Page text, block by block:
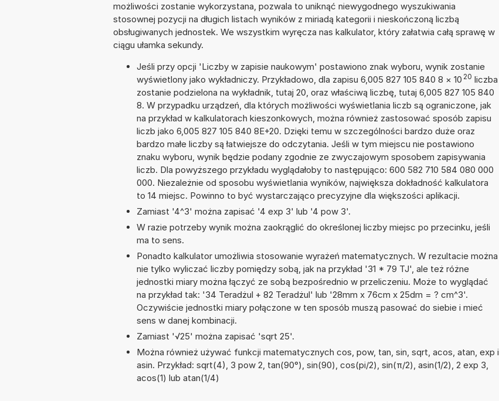
możliwości zostanie wykorzystana, pozwala to uniknąć niewygodnego wyszukiwania
stosownej pozycji na długich listach wyników z miriadą kategorii i nieskończoną liczbą
obsługiwanych jednostek. We wszystkim wyręcza nas kalkulator, który załatwia całą sprawę w
ciągu ułamka sekundy.
Jeśli przy opcji 'Liczby w zapisie naukowym' postawiono znak wyboru, wynik zostanie
wyświetlony jako wykładniczy. Przykładowo, dla zapisu 6,005 827 105 840 8 × 10 20 liczba
zostanie podzielona na wykładnik, tutaj 20, oraz właściwą liczbę, tutaj 6,005 827 105 840
8. W przypadku urządzeń, dla których możliwości wyświetlania liczb są ograniczone, jak
na przykład w kalkulatorach kieszonkowych, można również zastosować sposób zapisu
liczb jako 6,005 827 105 840 8E+20. Dzięki temu w szczególności bardzo duże oraz
bardzo małe liczby są łatwiejsze do odczytania. Jeśli w tym miejscu nie postawiono
znaku wyboru, wynik będzie podany zgodnie ze zwyczajowym sposobem zapisywania
liczb. Dla powyższego przykładu wyglądałoby to następująco: 600 582 710 584 080 000
000. Niezależnie od sposobu wyświetlania wyników, największa dokładność kalkulatora
to 14 miejsc. Powinno to być wystarczająco precyzyjne dla większości aplikacji.
Zamiast '4^3' można zapisać '4 exp 3' lub '4 pow 3'.
W razie potrzeby wynik można zaokrąglić do określonej liczby miejsc po przecinku, jeśli
ma to sens.
Ponadto kalkulator umożliwia stosowanie wyrażeń matematycznych. W rezultacie można
nie tylko wyliczać liczby pomiędzy sobą, jak na przykład '31 * 79 TJ', ale też różne
jednostki miary można łączyć ze sobą bezpośrednio w przeliczeniu. Może to wyglądać
na przykład tak: '34 Teradżul + 82 Teradżul' lub '28mm x 76cm x 25dm = ? cm^3'.
Oczywiście jednostki miary połączone w ten sposób muszą pasować do siebie i mieć
sens w danej kombinacji.
Zamiast '√25' można zapisać 'sqrt 25'.
Można również używać funkcji matematycznych cos, pow, tan, sin, sqrt, acos, atan, exp i
asin. Przykład: sqrt(4), 3 pow 2, tan(90°), sin(90), cos(pi/2), sin(π/2), asin(1/2), 2 exp 3,
acos(1) lub atan(1/4)